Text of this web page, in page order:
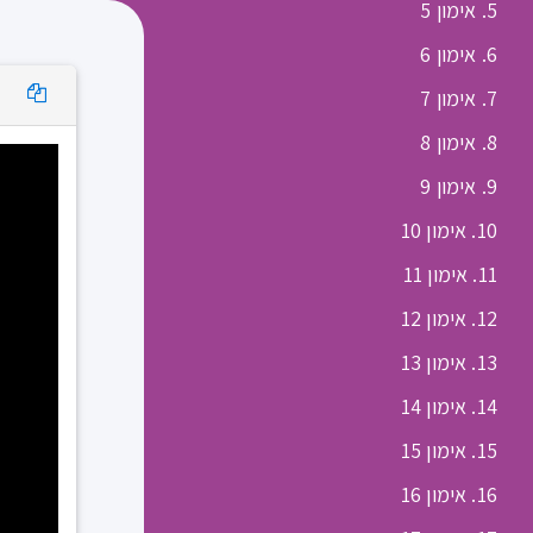
5. אימון 5
6. אימון 6
7. אימון 7
8. אימון 8
9. אימון 9
10. אימון 10
11. אימון 11
12. אימון 12
13. אימון 13
14. אימון 14
15. אימון 15
16. אימון 16